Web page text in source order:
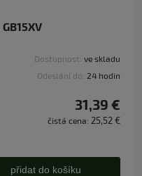
Dostupnost: ve skladu
Odeslání do: 24 hodin
31,39 €
čistá cena: 25,52 €
přidat do košíku